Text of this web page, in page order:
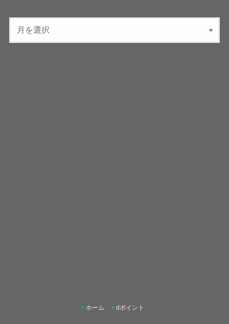
ホーム dポイント